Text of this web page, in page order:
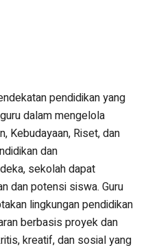
pendidikan yang
dalam mengelola
Kebudayaan, Riset, dan
dan
sekolah dapat
dan potensi siswa. Guru
lingkungan pendidikan
berbasis proyek dan
kreatif, dan sosial yang